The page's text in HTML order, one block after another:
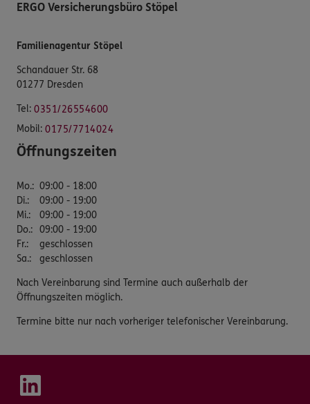
ERGO Versicherungsbüro Stöpel
Familienagentur Stöpel
Schandauer Str. 68
01277 Dresden
Tel: 0351/26554600
Mobil: 0175/7714024
Öffnungszeiten
Mo.: 09:00 - 18:00
Di.:
09:00 - 19:00
Mi.:
09:00 - 19:00
Do.: 09:00 - 19:00
Fr.:
geschlossen
Sa.: geschlossen
Nach Vereinbarung sind Termine auch außerhalb der
Öffnungszeiten möglich.
Termine bitte nur nach vorheriger telefonischer Vereinbarung.